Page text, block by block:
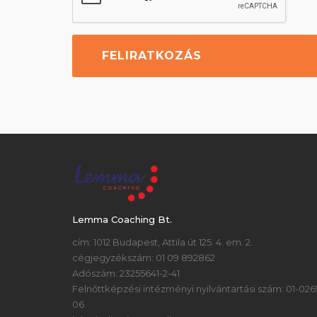
Lemma Coaching Bt.
cím: 1012 Budapest, Attila út 125. 4. em. 2.
cégjegyzékszám: 01 09 892862
Adószám: 23255641-2-41
Felnőttképzési intézményi nyilvántartási szám: 01-
06